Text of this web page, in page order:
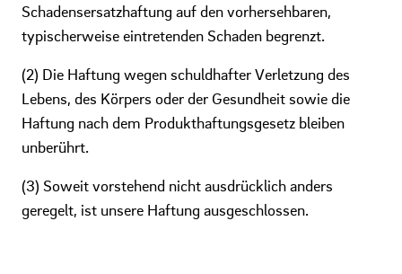
Schadensersatzhaftung auf den vorhersehbaren,
typischerweise eintretenden Schaden begrenzt.
(2) Die Haftung wegen schuldhafter Verletzung des
Lebens, des Körpers oder der Gesundheit sowie die
Haftung nach dem Produkthaftungsgesetz bleiben
unberührt.
(3) Soweit vorstehend nicht ausdrücklich anders
geregelt, ist unsere Haftung ausgeschlossen.